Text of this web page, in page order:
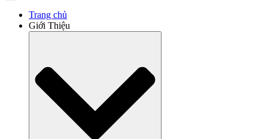
Trang chủ
Giới Thiệu